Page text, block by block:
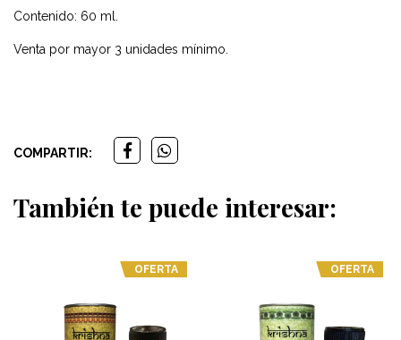
Contenido: 60 ml.
Venta por mayor 3 unidades mínimo.
COMPARTIR:
También te puede interesar:
OFERTA OFERTA